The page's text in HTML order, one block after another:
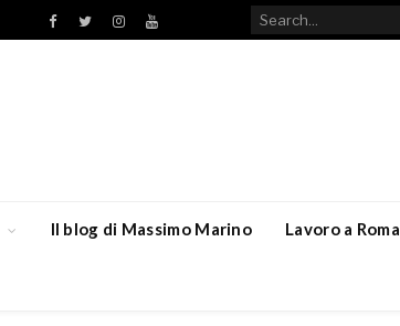
Facebook
TwitterInstagramYouTube
Il blog di Massimo Marino Lavoro a Roma